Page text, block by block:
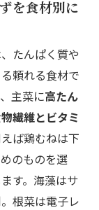
を食材別に
たんぱく質や
頼れる食材で
主菜に高たん
繊維とビタミ
ば鶏むねは下
のものを選
す。海藻はサ
根菜は電子レ